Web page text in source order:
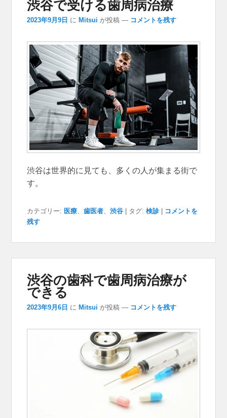
渋谷で受ける歯周病治療
2023年9月9日 に Mitsui が投稿 — コメントを残す
渋谷は世界的に見ても、多くの人が集まる街で
す。
カテゴリー: 医療 、歯医者 、渋谷 タグ: 検診
コメントを
残す
渋谷の歯科で歯周病治療が
できる
2023年9月6日 に Mitsui が投稿 — コメントを残す